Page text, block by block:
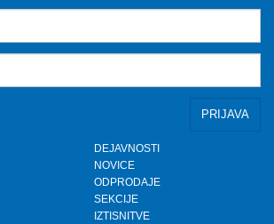
VZMD na Odboru za finance DZ RS s predlogi
Petek, 10.5.2024
www.kolektivno-varstvo.si -- Izjava mag. Kristjan
Verbič, predsednik VZMD: Halo, operater! Bodi fer.
DEJAVNOSTI
NOVICE
ODPRODAJE
SEKCIJE
IZTISNITVE